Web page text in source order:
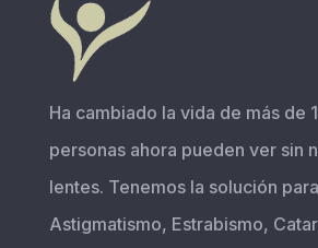
Ha cambiado la vida de más de
personas ahora pueden ver sin
lentes. Tenemos la solución
Astigmatismo, Estrabismo,